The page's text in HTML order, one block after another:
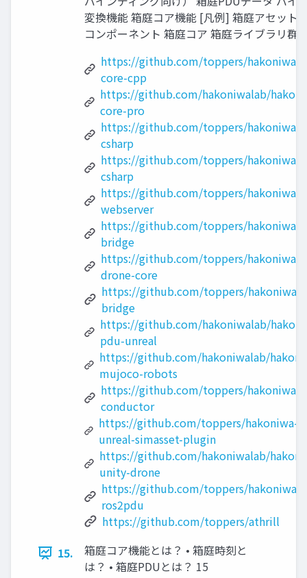
変換機能 箱庭コア機能 [凡例] 箱庭アセット
コンポーネント 箱庭コア 箱庭ライブラリ群
https://github.com/toppers/hakoniwa-
core-cpp
https://github.com/hakoniwalab/
core-pro
https://github.com/toppers/hakoniwa-
csharp
https://github.com/toppers/hakoniwa-
csharp
https://github.com/toppers/hakoniwa-
webserver
https://github.com/toppers/hakoniwa-
bridge
https://github.com/toppers/hakoniwa-
drone-core
https://github.com/toppers/hakoniwa-
bridge
https://github.com/hakoniwalab/
pdu-unreal
https://github.com/hakoniwalab/
mujoco-robots
https://github.com/toppers/hakoniwa-
conductor
https://github.com/toppers/hakoniwa-
unreal-simasset-plugin
https://github.com/hakoniwalab/
unity-drone
https://github.com/toppers/hakoniwa-
ros2pdu
https://github.com/toppers/athrill
15.
箱庭コア機能とは？ • 箱庭時刻と
は？ • 箱庭PDUとは？ 15